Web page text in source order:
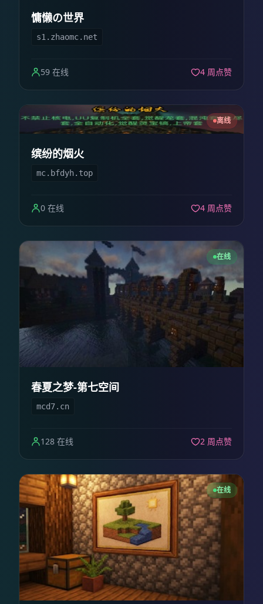
慵懒の世界
s1.zhaomc.net
59 在线 4 周点赞
离线
缤纷的烟火
mc.bfdyh.top
0 在线 4 周点赞
在线
春夏之梦-第七空间
mcd7.cn
128 在线 2 周点赞
在线